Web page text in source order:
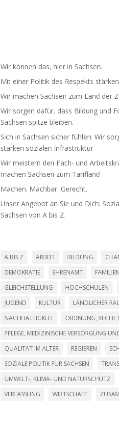
Wir können das, hier in Sachsen.
Mit einer Politik des Respekts
Wir machen Sachsen zum Land der
Wir sorgen dafür, dass Bildung und
Sachsen spitze bleiben.
Sich in Sachsen sicher fühlen: Wir
starken sozialen Infra­struktur
Wir meistern den Fach- und
machen Sachsen zum Tarifland
Machen. Machbar. Gerecht.
Unser Angebot an Sie und Dich:
Sachsen von A bis Z.
A BIS Z ARBEIT BILDUNG
DEMOKRATIE
EHRENAMT
GLEICHSTELLUNG
HOCHSCHULEN
JUGEND
KULTUR LÄNDLICHER
NACHHALTIGKEIT
ORDNUNG, RECHT
PFLEGE, MEDIZINISCHE VERSORGUNG
QUALITÄT IM ALTER
REGIEREN
SOZIALE POLITIK FÜR SACHSEN
UMWELT-, KLIMA- UND NATURSCHUTZ
VERFASSUNG
WIRTSCHAFT